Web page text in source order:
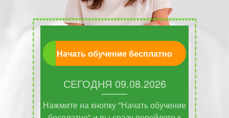
Начать обучение бесплатно
СЕГОДНЯ 09.08.2026
Нажмите на кнопку "Начать обучение